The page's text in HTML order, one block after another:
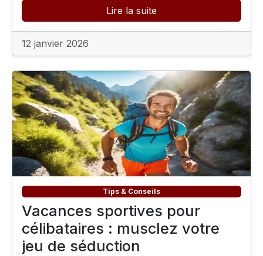
Lire la suite
12 janvier 2026
Tips & Conseils
Vacances sportives pour
célibataires : musclez votre
jeu de séduction